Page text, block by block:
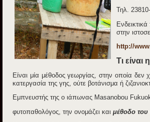
Τηλ.
στην
http://
Τι είναι
Είναι μία μέθοδος γεωργίας, στην οποία δεν
κατεργασία της γης, ούτε βοτάνισμα ή
Εμπνευστής της ο ιάπωνας Masanobou
φυτοπαθολόγος, την ονομάζει και μέθοδο του